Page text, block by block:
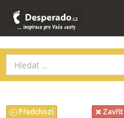
Předchozí Zavřít